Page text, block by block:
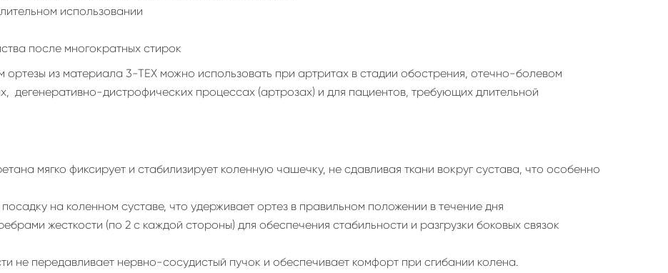
использовании
после многократных стирок
ортезы из материала 3-ТЕХ можно использовать при артритах в стадии обострения, отечно-болевом
дегенеративно-дистрофических процессах (артрозах) и для пациентов, требующих длительной
мягко фиксирует и стабилизирует коленную чашечку, не сдавливая ткани вокруг сустава, что особенно
на коленном суставе, что удерживает ортез в правильном положении в течение дня
жесткости (по 2 с каждой стороны) для обеспечения стабильности и разгрузки боковых связок
не передавливает нервно-сосудистый пучок и обеспечивает комфорт при сгибании колена.